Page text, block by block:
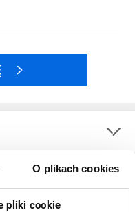
O plikach cookies
pliki cookie